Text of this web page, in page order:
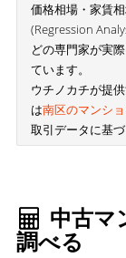
価格相場・家賃
(Regression
どの専門家が実
ています。
ウチノカチが提
は南区のマンシ
取引データに基づ
中古マ
調べる